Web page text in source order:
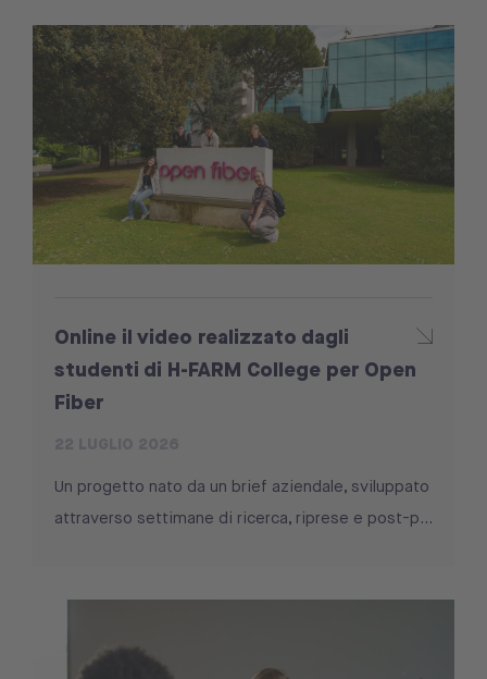
Online il video realizzato dagli
studenti di H-FARM College per Open
Fiber
Un progetto nato da un brief aziendale, sviluppato
attraverso settimane di ricerca, riprese e post-p...